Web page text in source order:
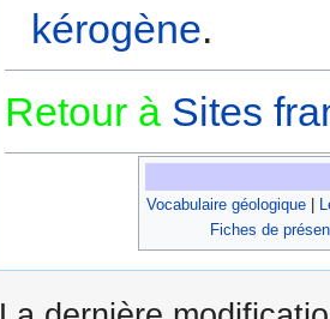
kérogène.
Retour à Sites
Vocabulaire géologique|
Fiches de